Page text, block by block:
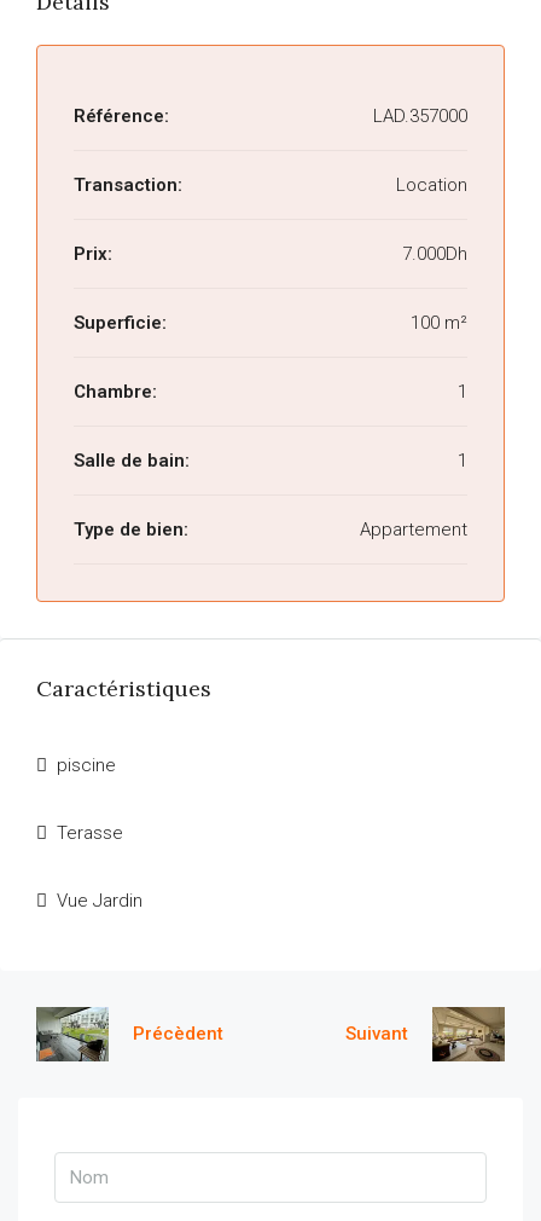
Référence: LAD.357000
Transaction: Location
Prix: 7.000Dh
Superficie: 100 m²
Chambre: 1
Salle de bain: 1
Type de bien: Appartement
Caractéristiques
piscine
Terasse
Vue Jardin
Précèdent Suivant